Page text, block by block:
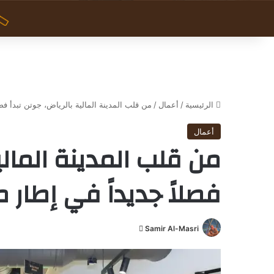
الرئيسية / أعمال / من قلب المدينة المالية بالرياض، جوتن تبدأ
أعمال
من قلب المدينة
فصلاً جديداً في إطار
Samir Al-Masri
س